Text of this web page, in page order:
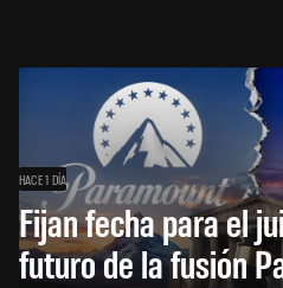
HACE 1 DÍA
Fijan fecha para el
futuro de la fusión